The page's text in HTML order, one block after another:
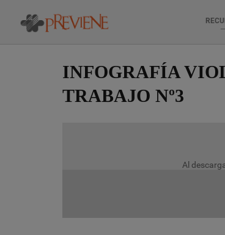
INFOGRAFÍA
TRABAJO Nº3
Al